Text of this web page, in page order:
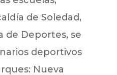
de Soledad,
de Deportes, se
deportivos
Nueva